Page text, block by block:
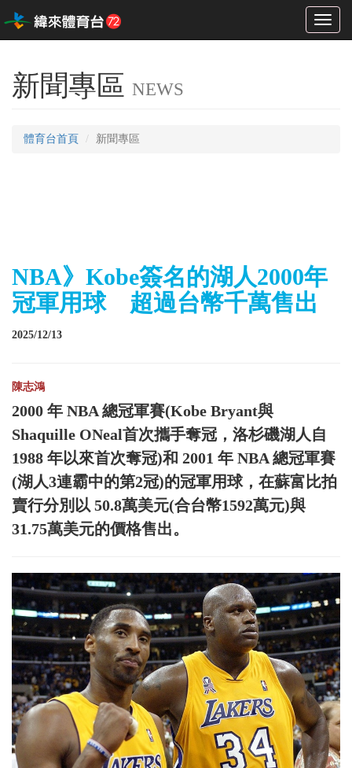
Toggle
新聞專區 NEWS
體育台首頁 新聞專區
NBA》Kobe簽名的湖人2000年
冠軍用球 超過台幣千萬售出
2025/12/13
陳志鴻
2000 年 NBA 總冠軍賽(Kobe Bryant與
Shaquille ONeal首次攜手奪冠，洛杉磯湖人自
1988 年以來首次奪冠)和 2001 年 NBA 總冠軍賽
(湖人3連霸中的第2冠)的冠軍用球，在蘇富比拍
賣行分別以 50.8萬美元(合台幣1592萬元)與
31.75萬美元的價格售出。